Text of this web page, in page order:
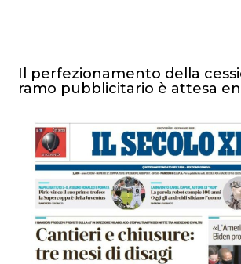
RADIO / AUDIO
DATI
RICERCHE
Il perfezionamento della
ramo pubblicitario è attesa